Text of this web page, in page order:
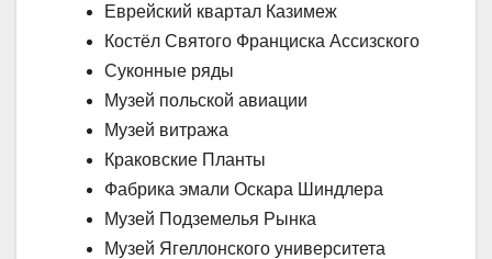
Еврейский квартал Казимеж
Костёл Святого Франциска Ассизского
Суконные ряды
Музей польской авиации
Музей витража
Краковские Планты
Фабрика эмали Оскара Шиндлера
Музей Подземелья Рынка
Музей Ягеллонского университета